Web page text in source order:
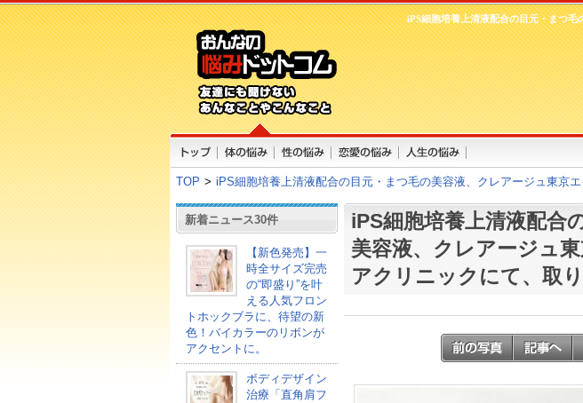
iPS細胞培養上清液配合の目元・まつ
TOP > iPS細胞培養上清液配合の目元・まつ毛の美容液、クレアージュ東京
新着ニュース30件
【新色発売】一
時全サイズ完売
の“即盛り”を叶
える人気フロン
トホックブラに、待望の新
色！バイカラーのリボンが
アクセントに。
ボディデザイン
治療「直角肩フ
iPS細胞培養上清液配合
美容液、クレアージュ
アクリニックにて、取